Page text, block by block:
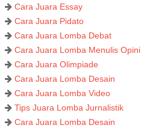
Cara Juara Essay
Cara Juara Pidato
Cara Juara Lomba Debat
Cara Juara Lomba Menulis Opini
Cara Juara Olimpiade
Cara Juara Lomba Desain
Cara Juara Lomba Video
Tips Juara Lomba Jurnalistik
Cara Juara Lomba Desain